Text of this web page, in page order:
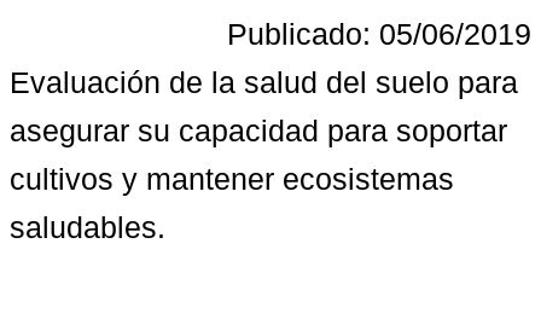
Publicado: 05/06/2019
Evaluación de la salud del suelo para
asegurar su capacidad para soportar
cultivos y mantener ecosistemas
saludables.